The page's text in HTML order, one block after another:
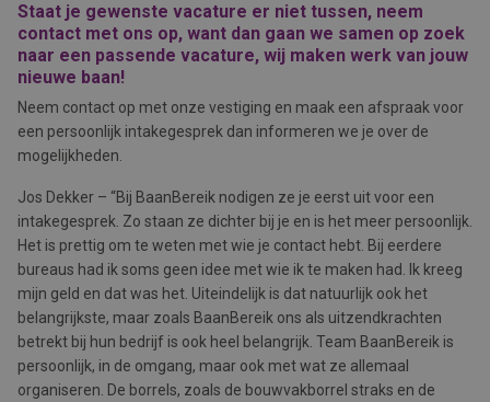
Staat je gewenste vacature er niet tussen, neem
contact met ons op, want dan gaan we samen op zoek
naar een passende vacature, wij maken werk van jouw
nieuwe baan!
Neem contact op met onze vestiging en maak een afspraak voor
een persoonlijk intakegesprek dan informeren we je over de
mogelijkheden.
Jos Dekker – “Bij BaanBereik nodigen ze je eerst uit voor een
intakegesprek. Zo staan ze dichter bij je en is het meer persoonlijk.
Het is prettig om te weten met wie je contact hebt. Bij eerdere
bureaus had ik soms geen idee met wie ik te maken had. Ik kreeg
mijn geld en dat was het. Uiteindelijk is dat natuurlijk ook het
belangrijkste, maar zoals BaanBereik ons als uitzendkrachten
betrekt bij hun bedrijf is ook heel belangrijk. Team BaanBereik is
persoonlijk, in de omgang, maar ook met wat ze allemaal
organiseren. De borrels, zoals de bouwvakborrel straks en de